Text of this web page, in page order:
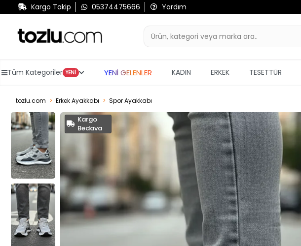
Kargo Takip 05374475666 Yardım
Tüm Kategoriler YENİ YENİ GELENLER KADIN ERKEK TESETTÜR
tozlu.com Erkek Ayakkabı Spor Ayakkabı
Kargo
Bedava